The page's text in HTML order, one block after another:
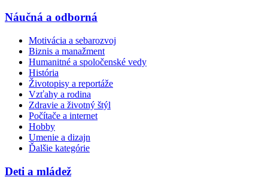
Náučná a odborná
Motivácia a sebarozvoj
Biznis a manažment
Humanitné a spoločenské vedy
História
Životopisy a reportáže
Vzťahy a rodina
Zdravie a životný štýl
Počítače a internet
Hobby
Umenie a dizajn
Ďalšie kategórie
Deti a mládež